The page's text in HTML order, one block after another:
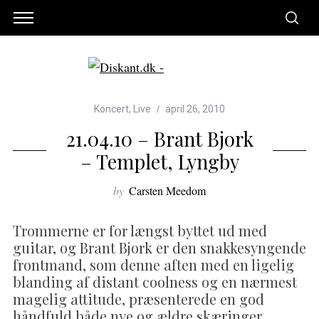
Koncert, Live april 26, 2010
21.04.10 – Brant Bjork
– Templet, Lyngby
by Carsten Meedom
Trommerne er for længst byttet ud med
guitar, og Brant Bjork er den snakkesyngende
frontmand, som denne aften med en ligelig
blanding af distant coolness og en nærmest
magelig attitude, præsenterede en god